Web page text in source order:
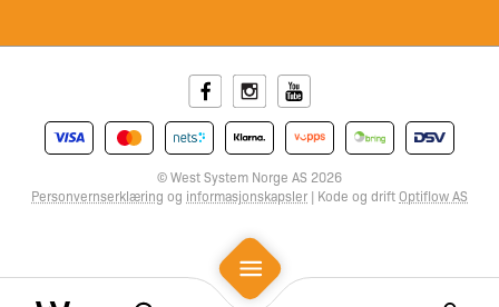
Mobile Menu
© West System Norge AS 2026
Personvernserklæring og informasjonskapsler | Kode og driftOptiflow AS
FacebookInstagramYoutube